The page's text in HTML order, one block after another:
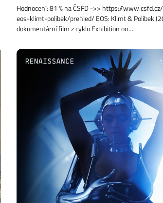
Hodnocení: 81 % na ČSFD ->> https://
eos-klimt-polibek/prehled/ EOS: Klimt & Polibek
dokumentární film z cyklu Exhibition on…